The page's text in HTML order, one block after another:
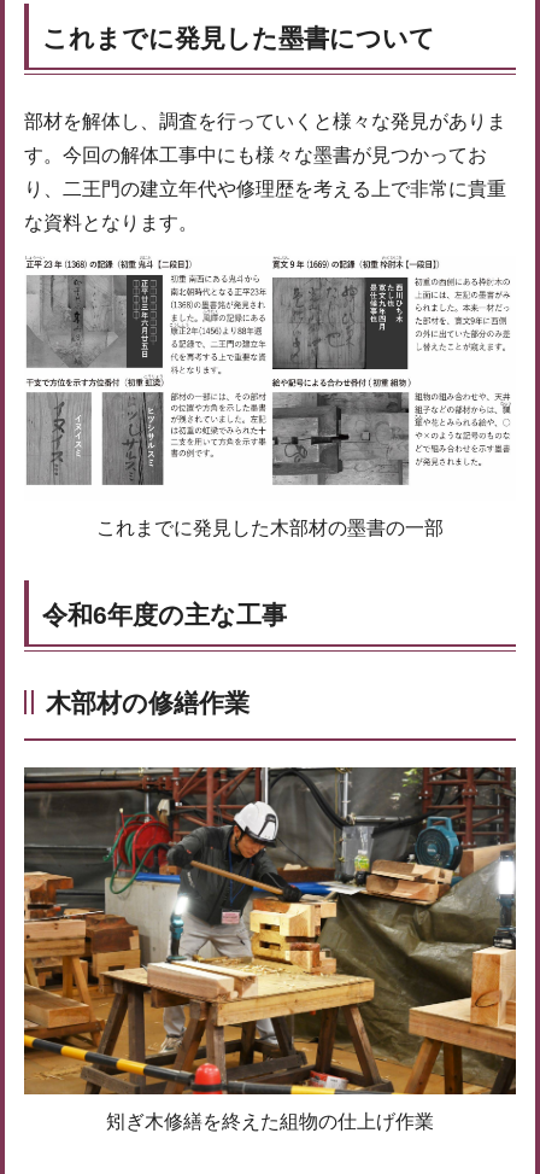
これまでに発見した墨書について
部材を解体し、調査を行っていくと様々な発見がありま
す。今回の解体工事中にも様々な墨書が見つかってお
り、二王門の建立年代や修理歴を考える上で非常に貴重
な資料となります。
これまでに発見した木部材の墨書の一部
令和6年度の主な工事
木部材の修繕作業
矧ぎ木修繕を終えた組物の仕上げ作業